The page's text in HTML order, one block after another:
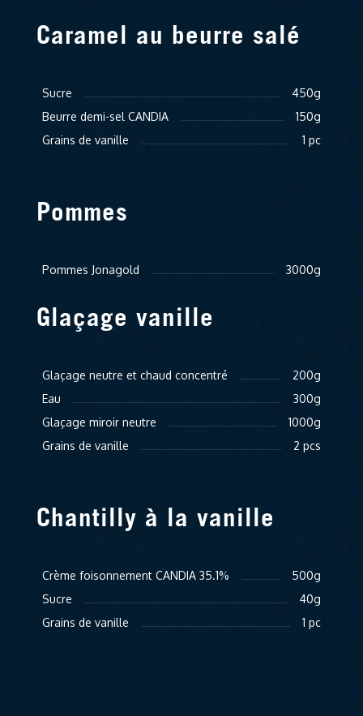
Caramel au beurre salé
Sucre
450g
Beurre demi-sel CANDIA
150g
Grains de vanille
1 pc
Pommes
Pommes Jonagold 3000g
Glaçage vanille
Glaçage neutre et chaud concentré
200g
Eau
300g
Glaçage miroir neutre
1000g
Grains de vanille
2 pcs
Chantilly à la vanille
Crème foisonnement CANDIA 35.1%
500g
Sucre
40g
Grains de vanille
1 pc